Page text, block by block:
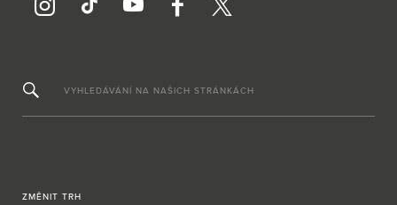
VYHLEDÁVÁNÍ NA NAŠICH STRÁNKÁCH
ZMĚNIT TRH